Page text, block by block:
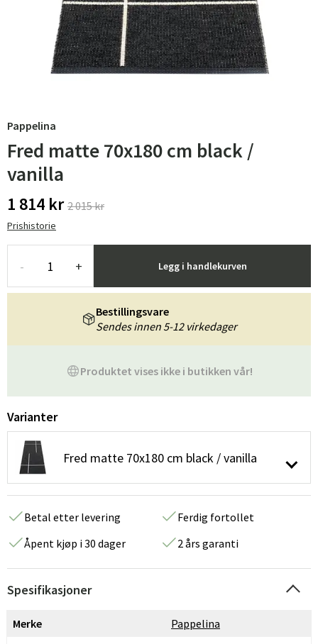
Pappelina
Fred matte 70x180 cm black /
vanilla
1 814 kr 2 015 kr
Prishistorie
- + Legg i handlekurven
Produktet vises ikke i butikken vår!
Bestillingsvare
Sendes innen 5-12 virkedager
Varianter
Fred matte 70x180 cm black / vanilla
Betal etter levering
Ferdig fortollet
Åpent kjøp i 30 dager
2 års garanti
Spesifikasjoner
Merke
Pappelina